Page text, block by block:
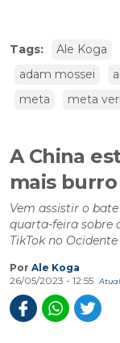
Tags: Ale Koga
adam mossei
meta
meta
A China
mais burro
Vem assistir o
quarta-feira sobre
TikTok no Ocidente
Por Ale Koga
26/05/2023 - 12:55